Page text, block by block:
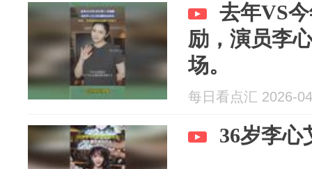
去年VS
励，演员李
场。
每日看点汇 2026-
36岁李心